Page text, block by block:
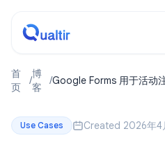
首
页
/
博
客
/Google Forms 用于活动
Use Cases Created 2026年4